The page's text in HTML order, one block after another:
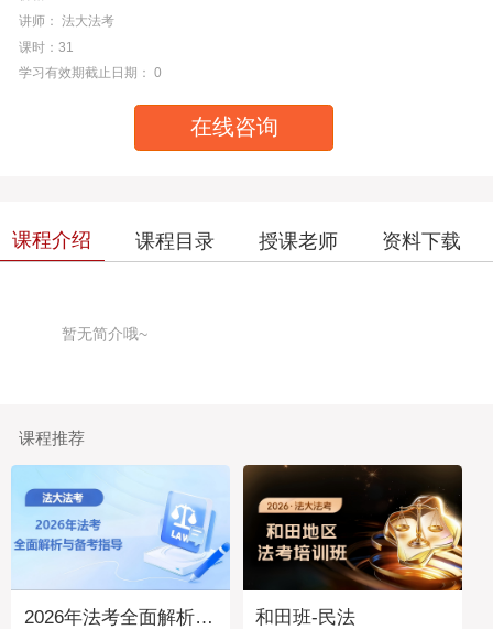
讲师： 法大法考_
课时：31
学习有效期截止日期： 0
在线咨询
课程介绍 课程目录 授课老师 资料下载
暂无简介哦~
课程推荐
2026年法考全面解析与备考指导 和田班-民法